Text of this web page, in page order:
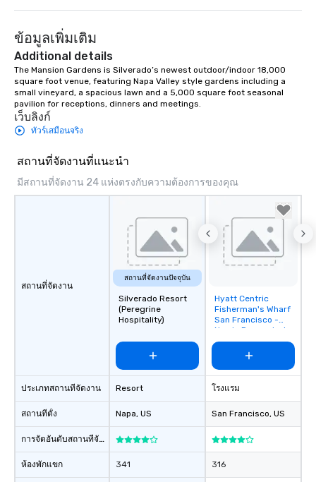
ข้อมูลเพิ่มเติม
Additional details
The Mansion Gardens is Silverado’s newest outdoor/indoor 18,000
square foot venue, featuring Napa Valley style gardens including a
small vineyard, a spacious lawn and a 5,000 square foot seasonal
pavilion for receptions, dinners and meetings.
เว็บลิงก์
ทัวร์เสมือนจริง
สถานที่จัดงานที่แนะนำ
มีสถานที่จัดงาน 24 แห่งตรงกับความต้องการของคุณ
สถานที่จัดงาน
ประเภทสถานที่จัดงาน
สถานที่ตั้ง
การจัดอันดับสถานที่จัดงาน
ห้องพักแขก
สถานที่จัดงานปัจจุบัน
Silverado Resort
(Peregrine
Hospitality)
Resort
Napa, US
341
Removed from
favorites
Hyatt Centric
Fisherman's Wharf
San Francisco -
Newly Renovated
โรงแรม
San Francisco, US
316